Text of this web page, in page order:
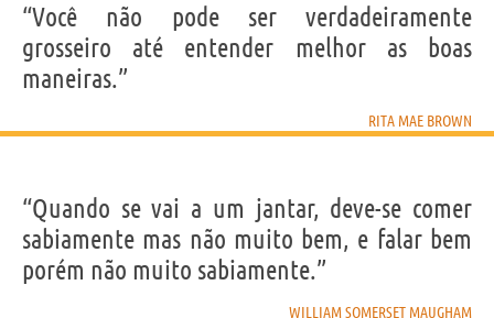
“Você não pode ser verdadeiramente
grosseiro até entender melhor as boas
maneiras.”
RITA MAE BROWN
“Quando se vai a um jantar, deve-se comer
sabiamente mas não muito bem, e falar bem
porém não muito sabiamente.”
WILLIAM SOMERSET MAUGHAM